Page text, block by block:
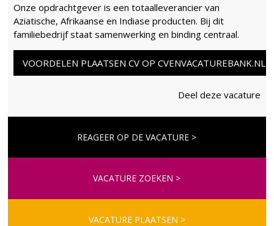
Onze opdrachtgever is een totaalleverancier van
Aziatische, Afrikaanse en Indiase producten. Bij dit
familiebedrijf staat samenwerking en binding centraal.
VOORDELEN PLAATSEN CV OP CVENVACATUREBANK.NL
Deel deze vacature
REAGEER OP DE VACATURE >
VACATURE ZOEKEN >
VACATURE PLAATSEN >